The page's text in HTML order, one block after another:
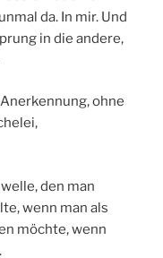
da. In mir. Und
in die andere,
ohne
den man
wenn man als
möchte, wenn